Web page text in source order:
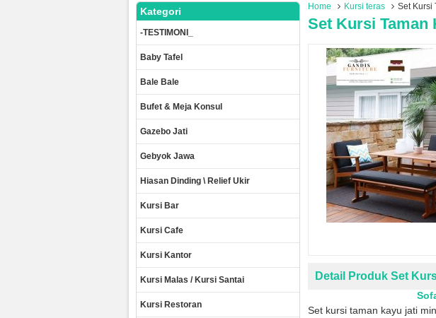
Home Kursi teras Set Kursi
Set Kursi Taman
Detail Produk Set
Set kursi taman kayu jati
Kategori
-TESTIMONI_
Baby Tafel
Bale Bale
Bufet & Meja Konsul
Gazebo Jati
Gebyok Jawa
Hiasan Dinding \ Relief Ukir
Kursi Bar
Kursi Cafe
Kursi Kantor
Kursi Malas / Kursi Santai
Kursi Restoran